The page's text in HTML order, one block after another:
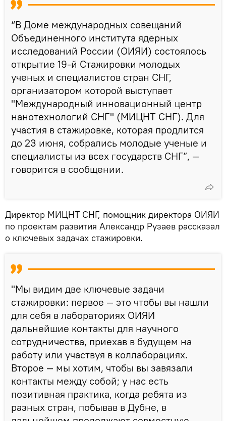
“В Доме международных совещаний
Объединенного института ядерных
исследований России (ОИЯИ) состоялось
открытие 19-й Стажировки молодых
ученых и специалистов стран СНГ,
организатором которой выступает
"Международный инновационный центр
нанотехнологий СНГ" (МИЦНТ СНГ). Для
участия в стажировке, которая продлится
до 23 июня, собрались молодые ученые и
специалисты из всех государств СНГ”, —
говорится в сообщении.
Директор МИЦНТ СНГ, помощник директора ОИЯИ
по проектам развития Александр Рузаев рассказал
о ключевых задачах стажировки.
"Мы видим две ключевые задачи
стажировки: первое — это чтобы вы нашли
для себя в лабораториях ОИЯИ
дальнейшие контакты для научного
сотрудничества, приехав в будущем на
работу или участвуя в коллаборациях.
Второе — мы хотим, чтобы вы завязали
контакты между собой; у нас есть
позитивная практика, когда ребята из
разных стран, побывав в Дубне, в